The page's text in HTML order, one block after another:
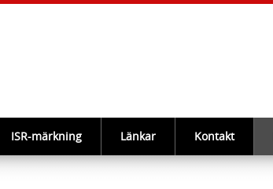
ISR-märkning Länkar Kontakt